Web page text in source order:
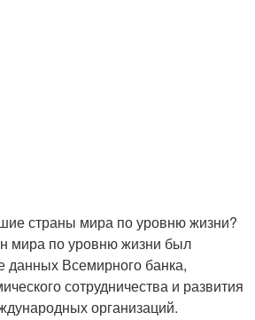
страны мира по уровню жизни?
мира по уровню жизни был
данных Всемирного банка,
сотрудничества и развития
организаций.